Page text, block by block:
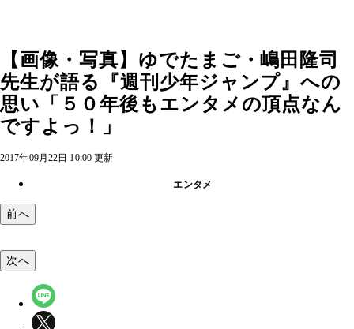
【画像・写真】ゆでたまご・嶋田隆司
先生が語る『週刊少年ジャンプ』への
思い「５０年後もエンタメの頂点なん
ですよっ！」
2017年09月22日 10:00 更新
エンタメ
前へ
次へ